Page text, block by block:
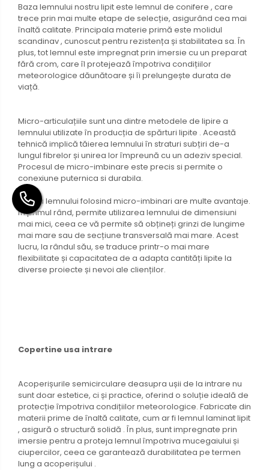
Baza lemnului nostru lipit este lemnul de conifere , care
trece prin mai multe etape de selecție, asigurând cea mai
înaltă calitate. Principala materie primă este molidul
scandinav , cunoscut pentru rezistența și stabilitatea sa. În
plus, tot lemnul este impregnat prin imersie cu un preparat
fără crom, care îl protejează împotriva condițiilor
meteorologice dăunătoare și îi prelungește durata de
viață.
Micro-articulațiile sunt una dintre metodele de lipire a
lemnului utilizate în producția de spărturi lipite . Această
tehnică implică tăierea lemnului în straturi subțiri de-a
lungul fibrelor și unirea lor împreună cu un adeziv special.
Procesul de micro-imbinare este precis si permite o
conexiune puternica si durabila.
Lipirea lemnului folosind micro-imbinari are multe avantaje.
În primul rând, permite utilizarea lemnului de dimensiuni
mai mici, ceea ce vă permite să obțineți grinzi de lungime
mai mare sau de secțiune transversală mai mare. Acest
lucru, la rândul său, se traduce printr-o mai mare
flexibilitate și capacitatea de a adapta cantități lipite la
diverse proiecte și nevoi ale clienților.
Copertine usa intrare
Acoperișurile semicirculare deasupra ușii de la intrare nu
sunt doar estetice, ci și practice, oferind o soluție ideală de
protecție împotriva condițiilor meteorologice. Fabricate din
materii prime de înaltă calitate, cum ar fi lemnul laminat lipit
, asigură o structură solidă . În plus, sunt impregnate prin
imersie pentru a proteja lemnul împotriva mucegaiului și
ciupercilor, ceea ce garantează durabilitatea pe termen
lung a acoperișului .